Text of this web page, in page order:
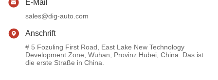
Soziale Medien